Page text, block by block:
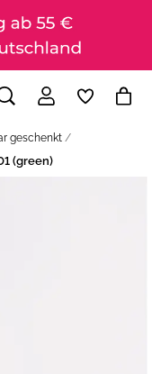
geschenkt
(green)